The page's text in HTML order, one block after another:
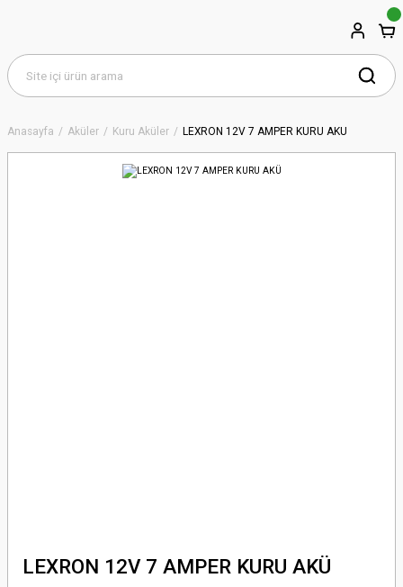
Anasayfa Aküler Kuru Aküler LEXRON 12V 7 AMPER KURU AKÜ
LEXRON 12V 7 AMPER KURU AKÜ